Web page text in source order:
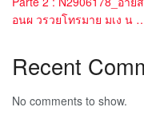
อนผ วรวยโทรมาย มเง น
Recent
No comments to show.